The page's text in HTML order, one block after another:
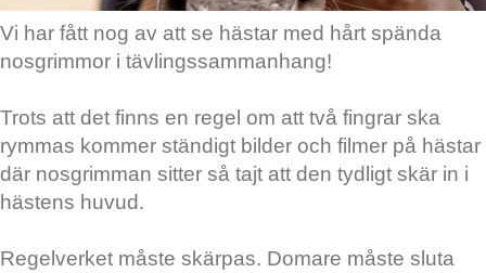
Vi har fått nog av att se hästar med hårt spända
nosgrimmor i tävlingssammanhang!
Trots att det finns en regel om att två fingrar ska
rymmas kommer ständigt bilder och filmer på hästar
där nosgrimman sitter så tajt att den tydligt skär in i
hästens huvud.
Regelverket måste skärpas. Domare måste sluta